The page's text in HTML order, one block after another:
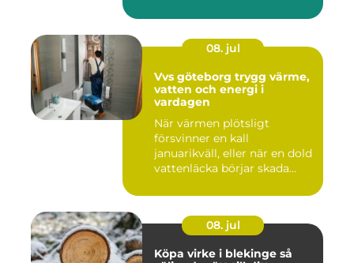
08. jul
Vvs göteborg trygg värme,
vatten och energi i
vardagen
När värmen plötsligt
försvinner en kall
januarikväll, eller när en dold
vattenläcka börjar skada
08. jul
Köpa virke i blekinge så